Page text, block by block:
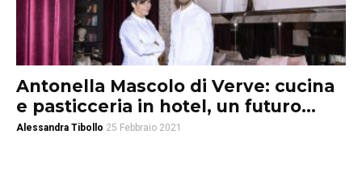
Antonella Mascolo di Verve: cucina
e pasticceria in hotel, un futuro...
Alessandra Tibollo 25 Febbraio 2021